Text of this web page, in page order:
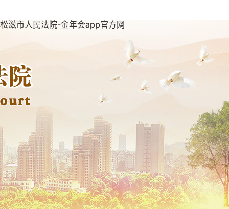
松滋市人民法院-金年会app官方网